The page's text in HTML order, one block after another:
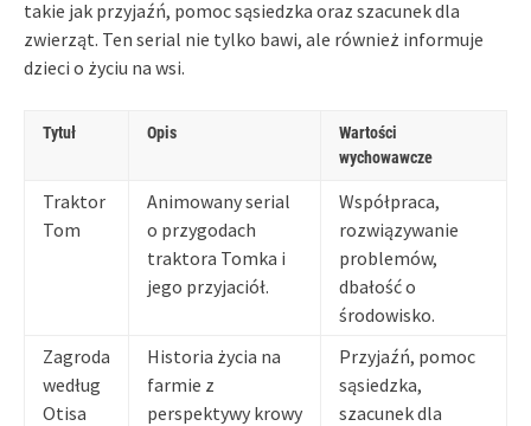
takie jak przyjaźń, pomoc sąsiedzka oraz szacunek dla
zwierząt. Ten serial nie tylko bawi, ale również informuje
dzieci o życiu na wsi.
Tytuł Opis
Wartości
wychowawcze
Traktor
Tom
Animowany serial
o przygodach
traktora Tomka i
jego przyjaciół.
Współpraca,
rozwiązywanie
problemów,
dbałość o
środowisko.
Zagroda
według
Otisa
Historia życia na
farmie z
perspektywy krowy
Przyjaźń, pomoc
sąsiedzka,
szacunek dla